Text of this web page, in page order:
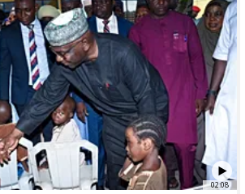
02:08